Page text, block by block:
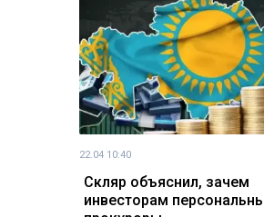
22.04 10:40
Скляр объяснил, зачем
инвесторам